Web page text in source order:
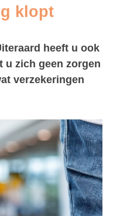
klopt
heeft u ook
u zich geen zorgen
verzekeringen